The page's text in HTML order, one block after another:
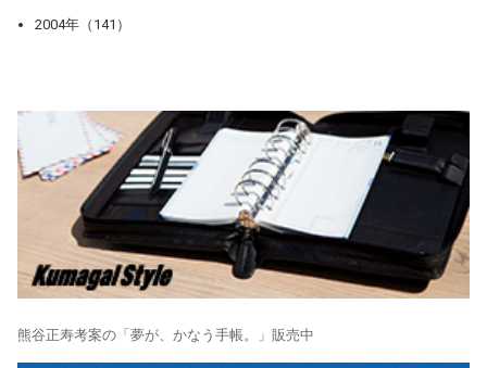
2004年（141）
熊谷正寿考案の「夢が、かなう手帳。」販売中